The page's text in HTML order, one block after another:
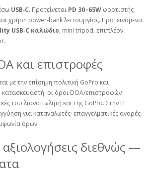
USB‑C. Προτείνεται PD 30–65W φορτιστής
χρήση power‑bank λειτουργίας. Προτεινόμενα
USB‑C καλώδιο, mini tripod, επιπλέον
και επιστροφές
με την επίσημη πολιτική GoPro και
κατασκευαστή· οι όροι DOA/επιστροφών
του λιανοπωλητή και της GoPro. Στην ΕΕ
για καταναλωτές· επαγγελματικές αγορές
όρων.
αξιολογήσεις διεθνώς —